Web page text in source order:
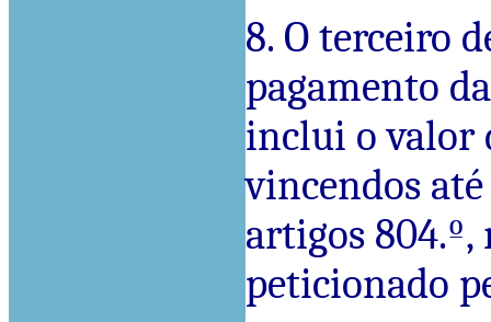
8. O terceiro
pagamento
inclui o valor
vincendos
artigos 804.º,
peticionado